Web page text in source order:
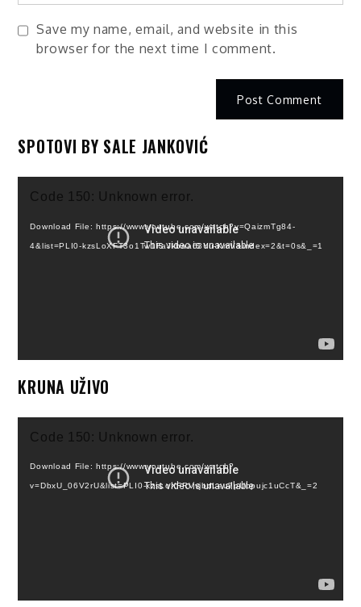
Save my name, email, and website in this
browser for the next time I comment.
SPOTOVI BY SALE JANKOVIĆ
Player
Code 150: Unknown error.
Download File: https://www.youtube.com/watch?v=QaizmTg84-
4&list=PLI0-kzsLoXFT3o1Tw1FaJkbaa63Yu-KmV&index=2&t=0s&_=1
KRUNA UŽIVO
Player
Code 150: Unknown error.
Download File: https://www.youtube.com/watch?
v=DbxU_06V2rU&list=PLI0-kzsLoXFRVvjbdLeu7pUbpujc1uCcT&_=2